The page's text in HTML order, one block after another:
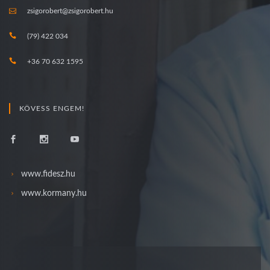
zsigorobert@zsigorobert.hu
(79) 422 034
+36 70 632 1595
KÖVESS ENGEM!
www.fidesz.hu
www.kormany.hu